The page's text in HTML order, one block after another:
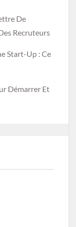
De
Recruteurs
Start-Up : Ce
Démarrer Et